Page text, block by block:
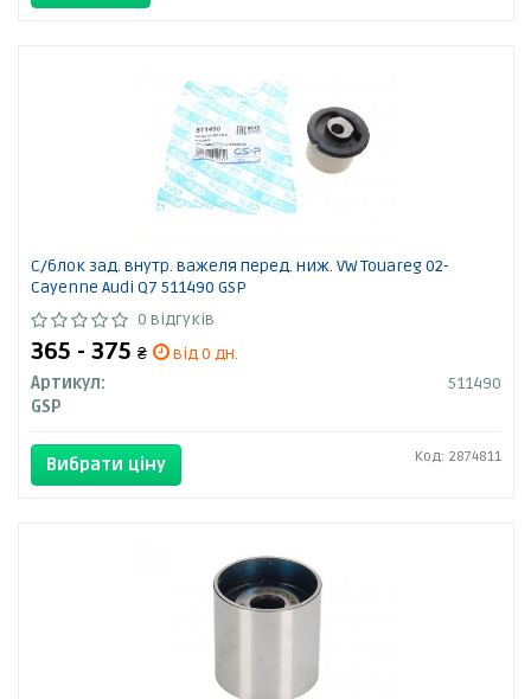
С/блок зад. внутр. важеля перед. ниж. VW Touareg 02-
Cayenne Audi Q7 511490 GSP
0 відгуків
365 - 375 ₴
від 0 дн.
Артикул:
511490
GSP
Вибрати ціну Код: 2874811